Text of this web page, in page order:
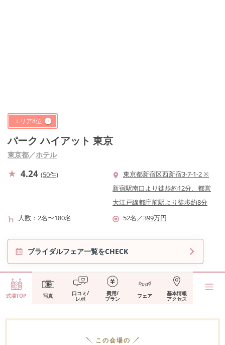
エリア8位
パーク ハイアット 東京
東京都／ホテル
4.24 (50件)
東京都新宿区西新宿3-7-1-2 ※
新宿駅南口より徒歩約12分、都営
大江戸線都庁前駅より徒歩約8分
人数
2名〜180名 52名 ／399万円
ブライダルフェア一覧をCHECK
式場TOP 写真 口コミ/
レポ
費用/
プラン フェア 基本情報
アクセス
この会場の